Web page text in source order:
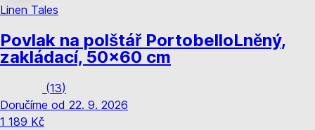
Linen Tales
Povlak na polštář PortobelloLněný,
zakládací, 50x60 cm
(13)
Doručíme od 22. 9. 2026
1 189 Kč